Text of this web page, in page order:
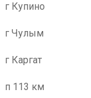
г Купино
г Чулым
г Каргат
п 113 км